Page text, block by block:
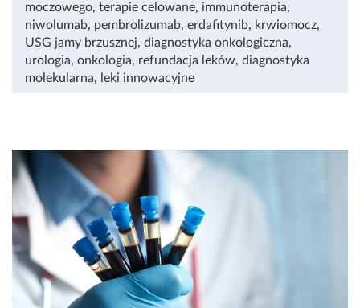
moczowego, terapie celowane, immunoterapia,
niwolumab, pembrolizumab, erdafitynib, krwiomocz,
USG jamy brzusznej, diagnostyka onkologiczna,
urologia, onkologia, refundacja leków, diagnostyka
molekularna, leki innowacyjne